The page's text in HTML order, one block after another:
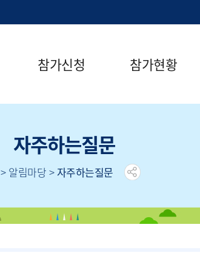
참가신청 참가현황
자주하는질문
> 알림마당 >자주하는질문